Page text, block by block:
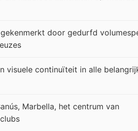
door gedurfd
visuele continuïteit in alle
Marbella, het centrum van